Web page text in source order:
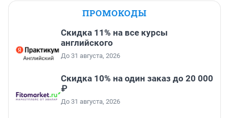
ПРОМОКОДЫ
Скидка 11% на все курсы
английского
До 31 августа, 2026
Скидка 10% на один заказ до 20 000
₽
До 31 августа, 2026